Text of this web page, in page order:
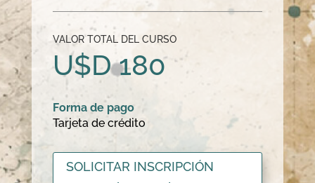
VALOR TOTAL DEL CURSO
U$D 180
Forma de pago
Tarjeta de crédito
SOLICITAR INSCRIPCIÓN